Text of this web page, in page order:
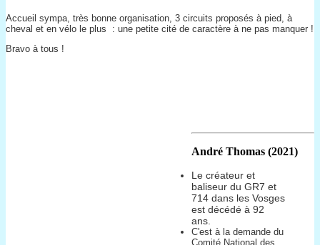
Accueil sympa, très bonne organisation, 3 circuits proposés à pied, à
cheval et en vélo le plus : une petite cité de caractère à ne pas manquer !
Bravo à tous !
André Thomas (2021)
Le créateur et
baliseur du GR7 et
714 dans les Vosges
est décédé à 92
ans.
C'est à la demande du
Comité National des